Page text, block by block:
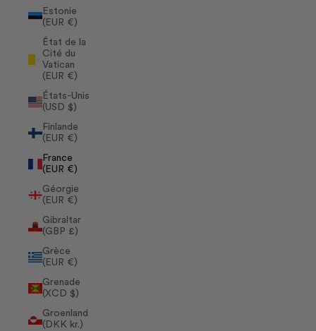
Estonie
(EUR €)
État de la
Cité du
Vatican
(EUR €)
États-Unis
(USD $)
Finlande
(EUR €)
France
(EUR €)
Géorgie
(EUR €)
Gibraltar
(GBP £)
Grèce
(EUR €)
Grenade
(XCD $)
Groenland
(DKK kr.)